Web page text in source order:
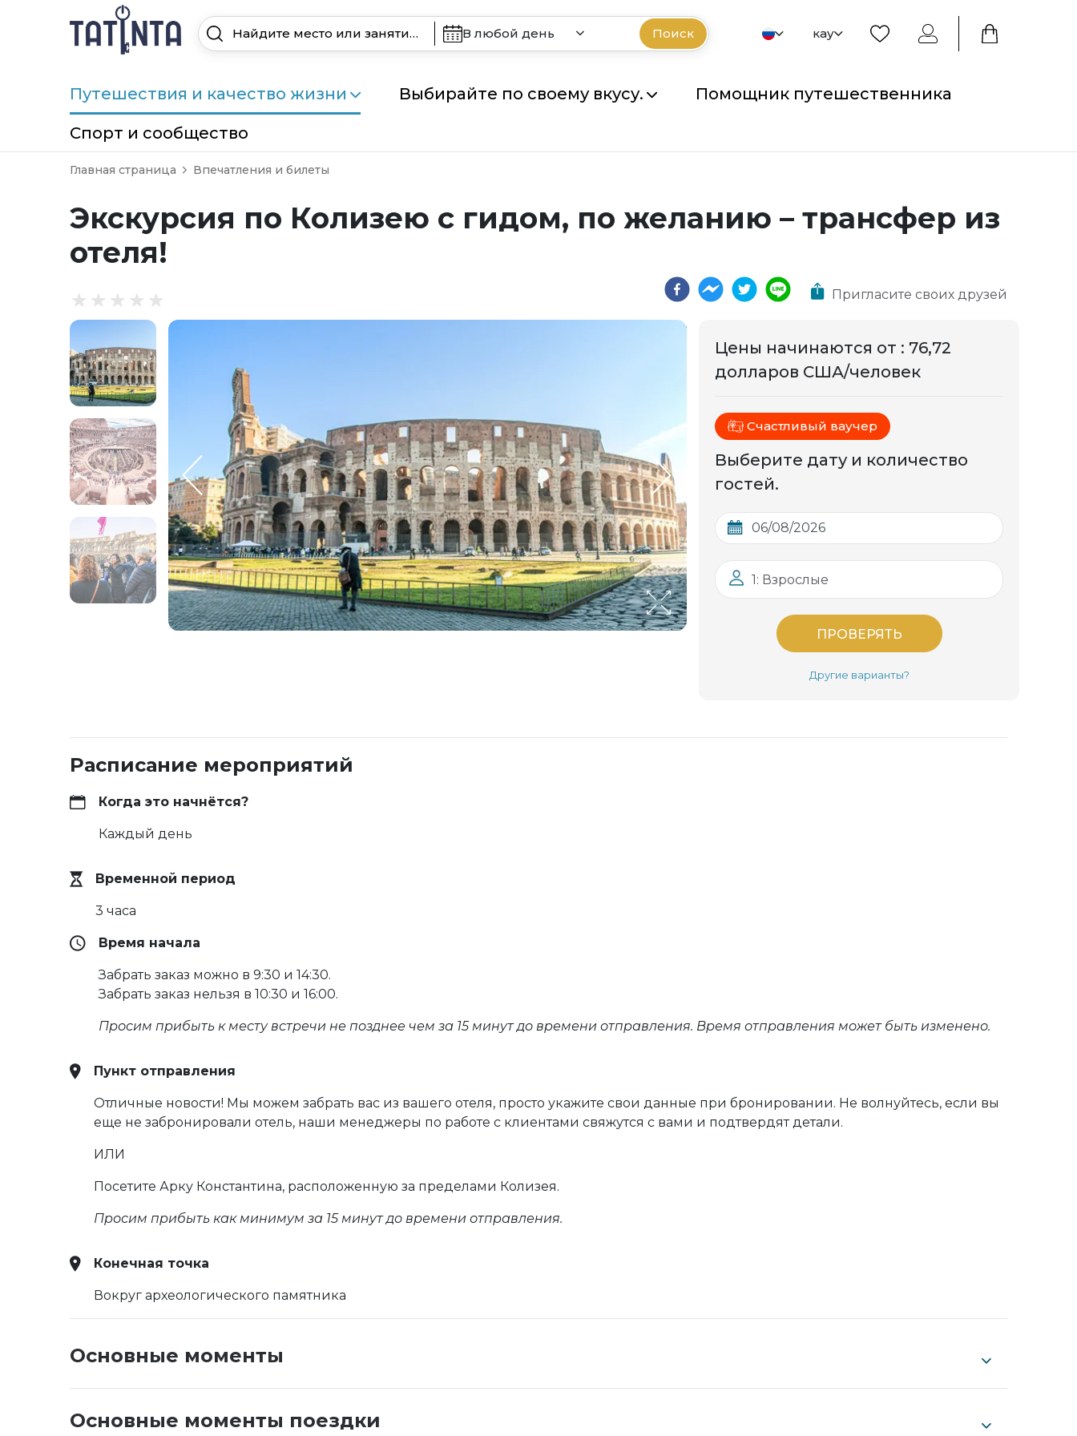
В любой день Поиск кау
Путешествия и качество жизни Выбирайте по своему вкусу. Помощник путешественника
Спорт и сообщество
Главная страница Впечатления и билеты
Экскурсия по Колизею с гидом, по желанию – трансфер из
отеля!
Пригласите своих друзей
Цены начинаются от : 76,72
долларов США/человек
Счастливый ваучер
Выберите дату и количество
гостей.
1: Взрослые
ПРОВЕРЯТЬ
Другие варианты?
Расписание мероприятий
Когда это начнётся?
Каждый день
Временной период
3 часа
Время начала
Забрать заказ можно в 9:30 и 14:30.
Забрать заказ нельзя в 10:30 и 16:00.
Просим прибыть к месту встречи не позднее чем за 15 минут до времени отправления. Время отправления может быть изменено.
Пункт отправления
Отличные новости! Мы можем забрать вас из вашего отеля, просто укажите свои данные при бронировании. Не волнуйтесь, если вы
еще не забронировали отель, наши менеджеры по работе с клиентами свяжутся с вами и подтвердят детали.
ИЛИ
Посетите Арку Константина, расположенную за пределами Колизея.
Просим прибыть как минимум за 15 минут до времени отправления.
Конечная точка
Вокруг археологического памятника
Основные моменты
Основные моменты поездки